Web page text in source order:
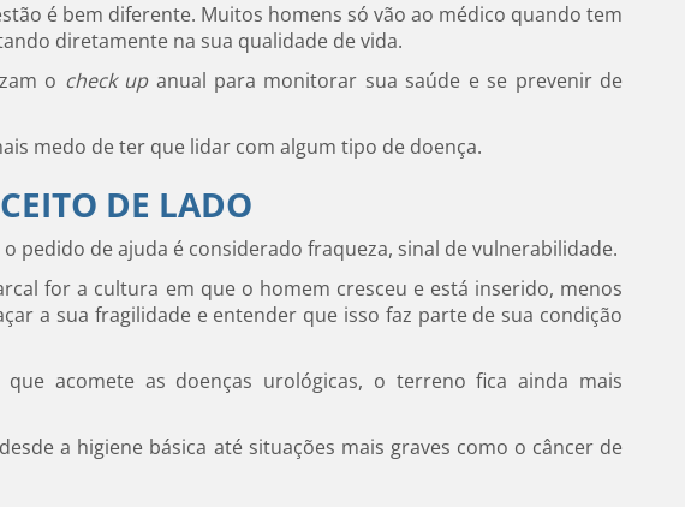
é bem diferente. Muitos homens só vão ao médico quando tem
diretamente na sua qualidade de vida.
o check upanual para monitorar sua saúde e se prevenir de
medo de ter que lidar com algum tipo de doença.
DE LADO
pedido de ajuda é considerado fraqueza, sinal de vulnerabilidade.
for a cultura em que o homem cresceu e está inserido, menos
a sua fragilidade e entender que isso faz parte de sua condição
acomete as doenças urológicas, o terreno fica ainda mais
a higiene básica até situações mais graves como o câncer de